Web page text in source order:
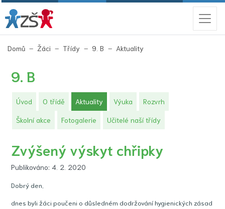
Domů Žáci Třídy 9. B Aktuality
9. B
Úvod O třídě Aktuality(aktuální)
Výuka Rozvrh
Školní akce Fotogalerie Učitelé naší třídy
Zvýšený výskyt chřipky
Publikováno: 4. 2. 2020
Dobrý den,
dnes byli žáci poučeni o důsledném dodržování hygienických zásad